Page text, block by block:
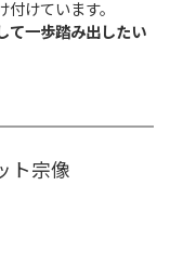
けています。
て一歩踏み出したい
ト宗像